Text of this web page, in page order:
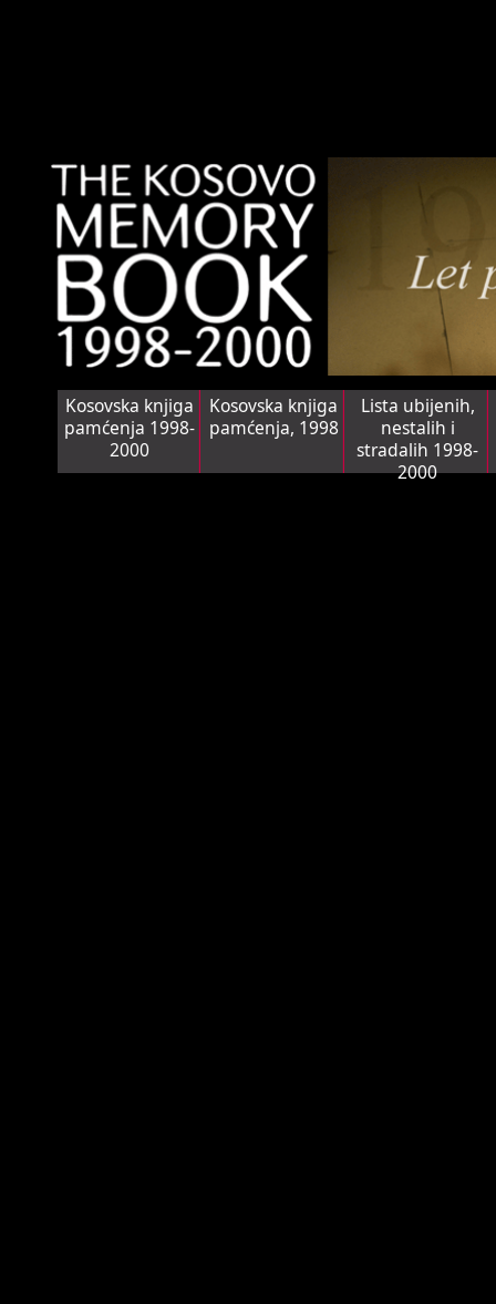
Kosovska knjiga
pamćenja 1998-
2000
Kosovska knjiga
pamćenja, 1998
Lista ubijenih,
nestalih i
stradalih 1998-
2000